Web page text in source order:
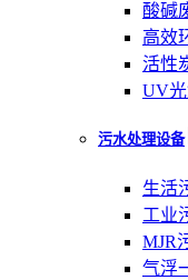
酸碱
高效
活性
UV
污水处理设备
生活
工业
MJR
气浮